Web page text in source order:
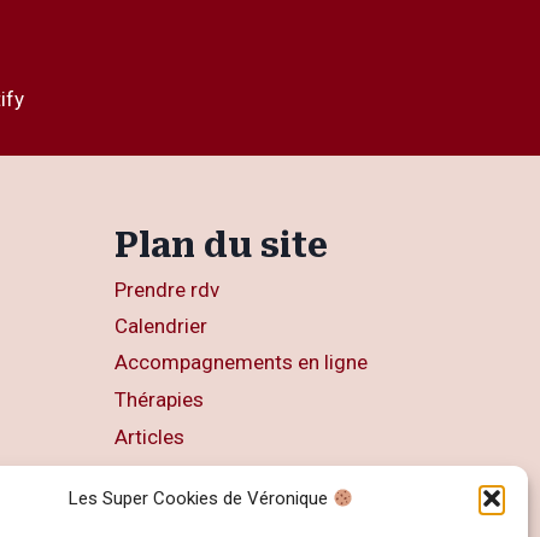
Les Super Cookies de Véronique
Plan du site
Prendre rdv
Calendrier
Accompagnements en ligne
Thérapies
Articles
Livres
Contact